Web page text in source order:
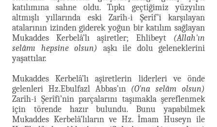
katılımına sahne oldu. Tıpkı geçtiğimiz yüzyılın
altmışlı yıllarında eski Zarîh-i Şerîf’i karşılayan
atalarının izinden giderek yoğun bir katılım sağlayan
Mukaddes Kerbelâ’lı aşiretler; Ehlibeyt (Allah'ın
selâmı hepsine olsun) aşkı ile dolu geleneklerini
yaşattılar.
Mukaddes Kerbelâ’lı aşiretlerin liderleri ve önde
gelenleri Hz.Ebulfazl Abbas’ın (O'na selâm olsun)
Zarîh-i Şerîfi’nin parçalarını taşımakla şereflenmek
için törende hazır bulundu. Bunu yapabilmek
Mukaddes Kerbelâ’lıların ve Hz. İmam Huseyn ile